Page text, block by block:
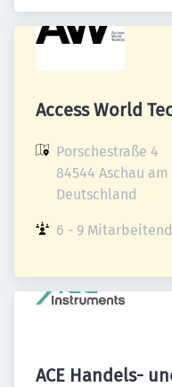
Access World
Porschestraße 4
84544 Aschau am
Deutschland
6 - 9
ACE Handels-